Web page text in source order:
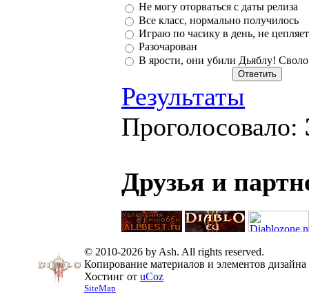
Не могу оторваться с даты релиза
Все класс, нормально получилось
Играю по часику в день, не цепляет
Разочарован
В ярости, они убили Дьяблу!
Результаты
Проголосовало:
Друзья и
© 2010-2026 by Ash. All rights reserved.
Копирование материалов и элементов
Хостинг от uCoz
SiteMap